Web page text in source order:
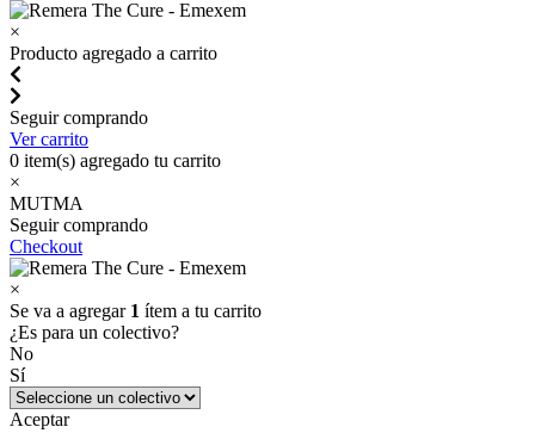
×
Producto agregado a carrito
Seguir comprando
Ver carrito
0 item(s) agregado tu carrito
×
MUTMA
Seguir comprando
Checkout
×
Se va a agregar 1 ítem a tu carrito
¿Es para un colectivo?
No
Sí
Aceptar